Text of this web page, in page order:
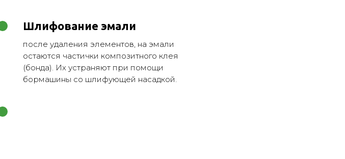
Шлифование эмали
после удаления элементов, на эмали
остаются частички композитного клея
(бонда). Их устраняют при помощи
бормашины со шлифующей насадкой.